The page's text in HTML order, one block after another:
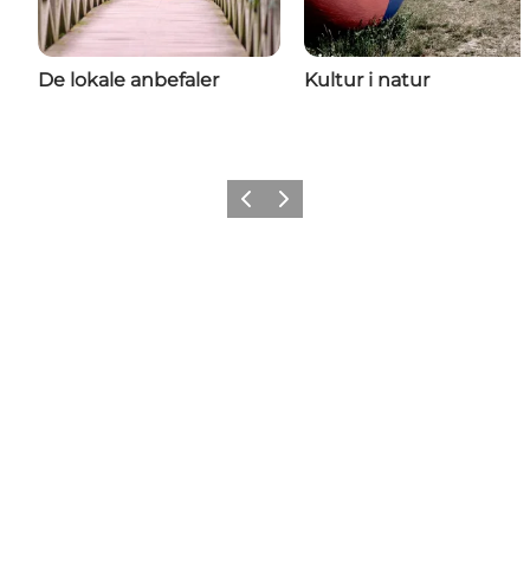
De lokale anbefaler Kultur i natur
ForrigeNæste